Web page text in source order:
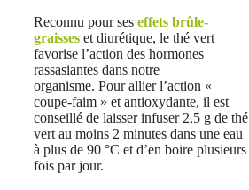
Reconnu pour ses effets brûle-
graisses et diurétique, le thé vert
favorise l’action des hormones
rassasiantes dans notre
organisme. Pour allier l’action «
coupe-faim » et antioxydante, il est
conseillé de laisser infuser 2,5 g de thé
vert au moins 2 minutes dans une eau
à plus de 90 °C et d’en boire plusieurs
fois par jour.